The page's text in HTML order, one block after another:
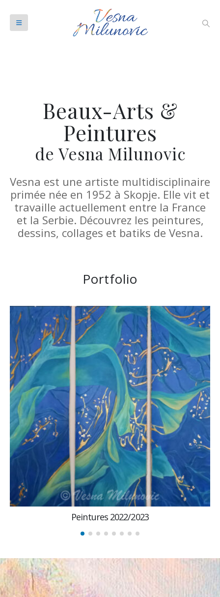
Beaux-Arts &
Peintures
de Vesna Milunovic
Vesna est une artiste multidisciplinaire
primée née en 1952 à Skopje. Elle vit et
travaille actuellement entre la France
et la Serbie. Découvrez les peintures,
dessins, collages et batiks de Vesna.
Portfolio